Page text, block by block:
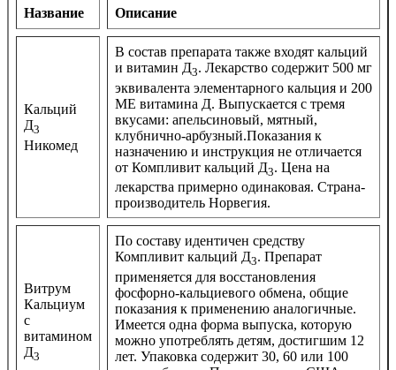
Название Описание
Кальций
Д3
Никомед
В состав препарата также входят кальций
и витамин Д3. Лекарство содержит 500 мг
эквивалента элементарного кальция и 200
МЕ витамина Д. Выпускается с тремя
вкусами: апельсиновый, мятный,
клубнично-арбузный.Показания к
назначению и инструкция не отличается
от Компливит кальций Д3. Цена на
лекарства примерно одинаковая. Страна-
производитель Норвегия.
Витрум
Кальциум
с
витамином
Д3
По составу идентичен средству
Компливит кальций Д3. Препарат
применяется для восстановления
фосфорно-кальциевого обмена, общие
показания к применению аналогичные.
Имеется одна форма выпуска, которую
можно употреблять детям, достигшим 12
лет. Упаковка содержит 30, 60 или 100